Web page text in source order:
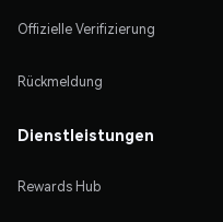
Offizielle Verifizierung
Rückmeldung
Dienstleistungen
Rewards Hub